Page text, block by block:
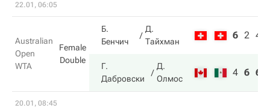
22.01, 06:05
Australian
Open
WTA
Female
Double
Б.
Бенчич
Д.
Тайхман
6 2 4
Г.
Дабровски
Д.
Олмос
4 6 6
20.01, 08:45